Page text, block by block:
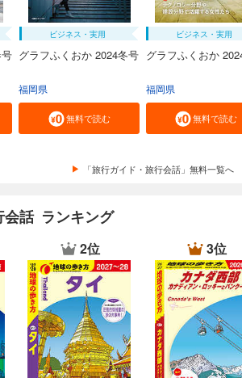
ビジネス・実用
グラフふくおか 2024冬号
福岡県
無料で読む
ビジネス・実用
グラフふくおか
福岡県
無料で読む
「旅行ガイド・旅行会話」無料一覧へ
会話 ランキング
2位 3位